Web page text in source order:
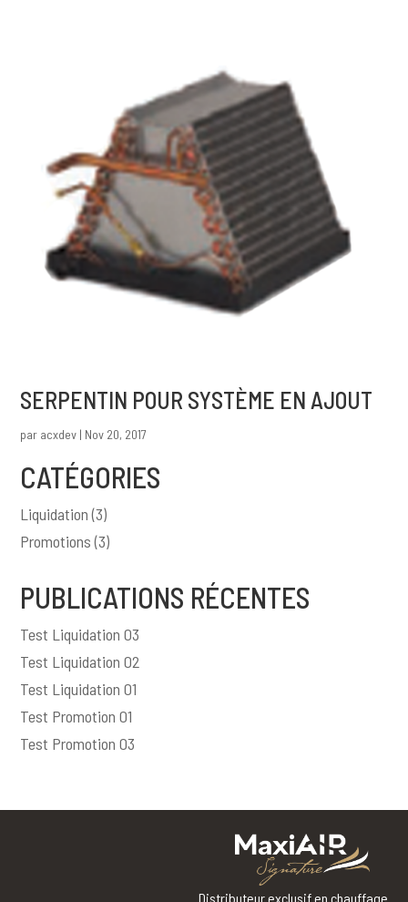
SERPENTIN POUR SYSTÈME EN AJOUT
par acxdev | Nov 20, 2017
CATÉGORIES
Liquidation(3)
Promotions(3)
PUBLICATIONS RÉCENTES
Test Liquidation 03
Test Liquidation 02
Test Liquidation 01
Test Promotion 01
Test Promotion 03
Distributeur exclusif en chauffage